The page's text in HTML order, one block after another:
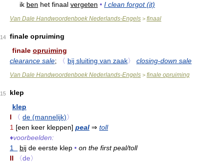
ik ben het finaal vergeten • I clean forgot (it)
Van Dale Handwoordenboek Nederlands-Engels > finaal
14
finale opruiming
finale opruiming
clearance sale; 〈 bij sluiting van zaak〉 closing-down sale
Van Dale Handwoordenboek Nederlands-Engels > finale opruiming
15
klep
klep
I
〈 de (mannelijk)〉
1 [een keer kleppen] peal ⇒ toll
♦voorbeelden:
1
bij de eerste klep • on the first peal/toll
II
〈de〉